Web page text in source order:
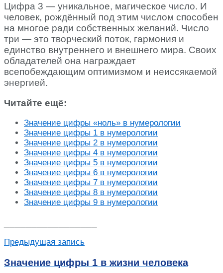
Цифра 3 — уникальное, магическое число. И
человек, рождённый под этим числом способен
на многое ради собственных желаний. Число
три — это творческий поток, гармония и
единство внутреннего и внешнего мира. Своих
обладателей она награждает
всепобеждающим оптимизмом и неиссякаемой
энергией.
Читайте ещё:
Значение цифры «ноль» в нумерологии
Значение цифры 1 в нумерологии
Значение цифры 2 в нумерологии
Значение цифры 4 в нумерологии
Значение цифры 5 в нумерологии
Значение цифры 6 в нумерологии
Значение цифры 7 в нумерологии
Значение цифры 8 в нумерологии
Значение цифры 9 в нумерологии
Предыдущая запись
Значение цифры 1 в жизни человека